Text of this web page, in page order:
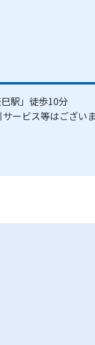
駅」徒歩10分
ービス等はござい